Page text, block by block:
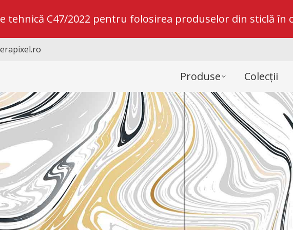
Produse Colecții
tehnică C47/2022 pentru folosirea produselor din sticlă în